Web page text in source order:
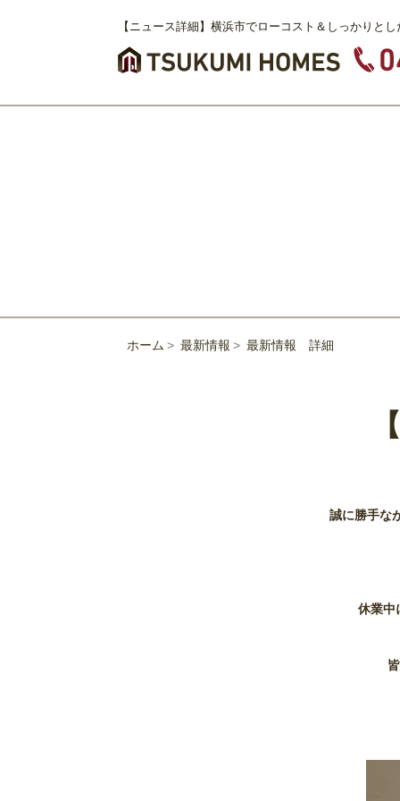
【ニュース詳細】横浜市でローコスト＆しっかりと
ホーム 最新情報 最新情報 詳細
誠に勝手な
休業中